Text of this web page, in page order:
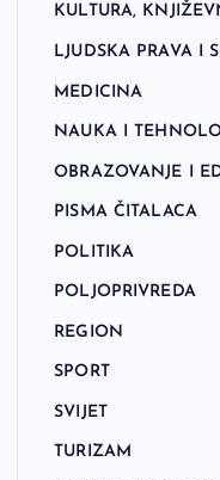
KULTURA,
LJUDSKA PRAVA I
MEDICINA
NAUKA I
OBRAZOVANJE I
PISMA ČITALACA
POLITIKA
POLJOPRIVREDA
REGION
SPORT
SVIJET
TURIZAM